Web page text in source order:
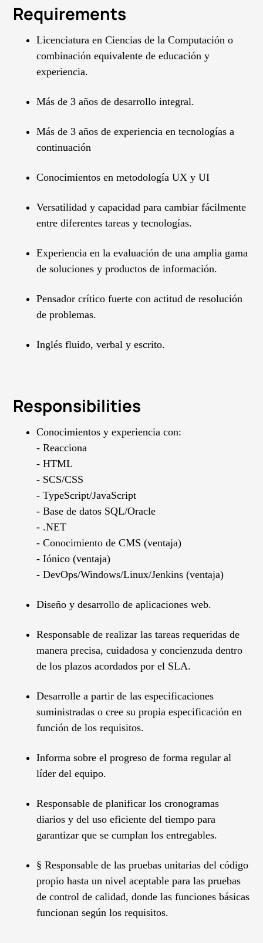
Requirements
Licenciatura en Ciencias de la Computación o
combinación equivalente de educación y
experiencia.
Más de 3 años de desarrollo integral.
Más de 3 años de experiencia en tecnologías a
continuación
Conocimientos en metodología UX y UI
Versatilidad y capacidad para cambiar fácilmente
entre diferentes tareas y tecnologías.
Experiencia en la evaluación de una amplia gama
de soluciones y productos de información.
Pensador crítico fuerte con actitud de resolución
de problemas.
Inglés fluido, verbal y escrito.
Responsibilities
Conocimientos y experiencia con:
- Reacciona
- HTML
- SCS/CSS
- TypeScript/JavaScript
- Base de datos SQL/Oracle
- .NET
- Conocimiento de CMS (ventaja)
- Iónico (ventaja)
- DevOps/Windows/Linux/Jenkins (ventaja)
Diseño y desarrollo de aplicaciones web.
Responsable de realizar las tareas requeridas de
manera precisa, cuidadosa y concienzuda dentro
de los plazos acordados por el SLA.
Desarrolle a partir de las especificaciones
suministradas o cree su propia especificación en
función de los requisitos.
Informa sobre el progreso de forma regular al
líder del equipo.
Responsable de planificar los cronogramas
diarios y del uso eficiente del tiempo para
garantizar que se cumplan los entregables.
§ Responsable de las pruebas unitarias del código
propio hasta un nivel aceptable para las pruebas
de control de calidad, donde las funciones básicas
funcionan según los requisitos.